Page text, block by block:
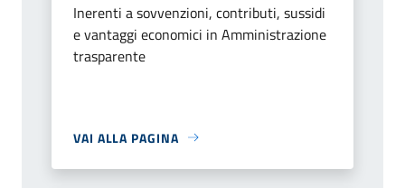
Inerenti a sovvenzioni, contributi, sussidi
e vantaggi economici in Amministrazione
trasparente
VAI ALLA PAGINA